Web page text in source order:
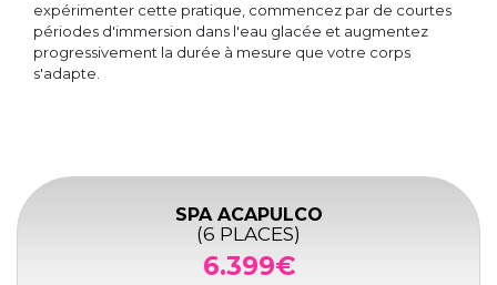
expérimenter cette pratique, commencez par de courtes
périodes d'immersion dans l'eau glacée et augmentez
progressivement la durée à mesure que votre corps
s'adapte.
SPA ACAPULCO
(6 PLACES)
6.399€